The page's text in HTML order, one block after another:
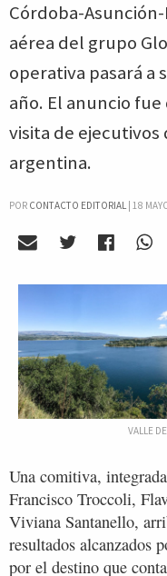
Córdoba-
aérea del grupo
operativa pasará a
año. El anuncio
visita de ejecutivos
argentina.
POR CONTACTO EDITORIAL| 18
VALLE
Una comitiva,
Francisco Troccoli,
Viviana Santanello,
resultados alcanzados
por el destino que